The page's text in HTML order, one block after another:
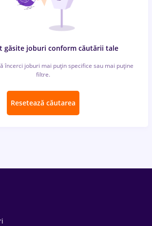
găsite joburi conform căutării tale
încerci joburi mai puțin specifice sau mai puține
filtre.
Resetează căutarea